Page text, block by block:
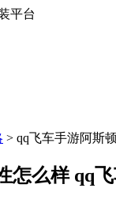
平台
> qq飞车手游阿斯
怎么样 qq